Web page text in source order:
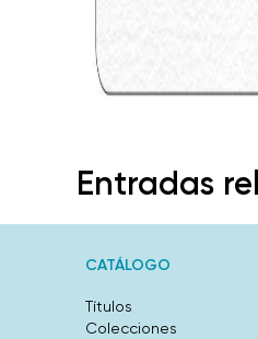
Entradas
CATÁLOGO
Títulos
Colecciones